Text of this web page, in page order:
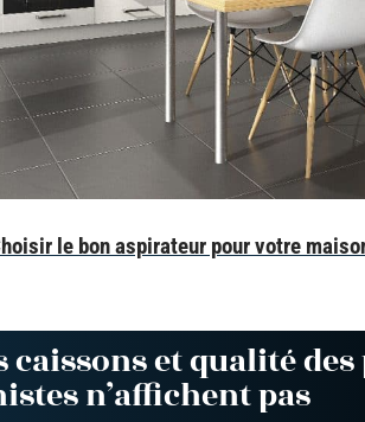
le bon aspirateur pour votre
caissons et qualité
n’affichent pas